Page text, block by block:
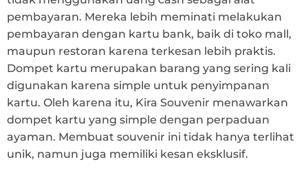
pembayaran. Mereka lebih meminati melakukan
pembayaran dengan kartu bank, baik di toko mall,
maupun restoran karena terkesan lebih praktis.
Dompet kartu merupakan barang yang sering kali
digunakan karena simple untuk penyimpanan
kartu. Oleh karena itu, Kira Souvenir menawarkan
dompet kartu yang simple dengan perpaduan
ayaman. Membuat souvenir ini tidak hanya terlihat
unik, namun juga memiliki kesan eksklusif.